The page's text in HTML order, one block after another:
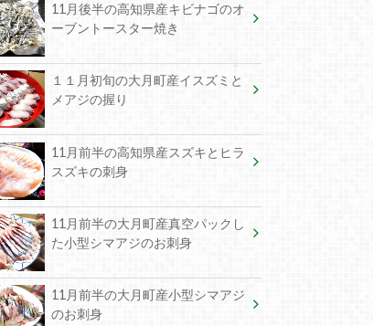
11月後半の高知県産キビナゴのオ
ーブントースター焼き
１１月初旬の大月町産イスズミと
メアジの握り
11月前半の高知県産スズキとヒラ
スズキの刺身
11月前半の大月町産真空パックし
た小型シマアジのお刺身
11月前半の大月町産小型シマアジ
のお刺身